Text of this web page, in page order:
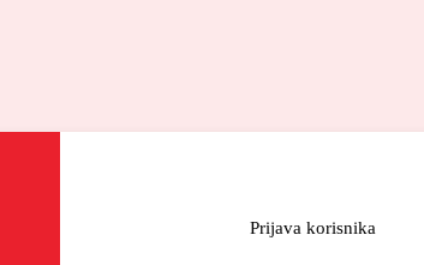
Prijava korisnika